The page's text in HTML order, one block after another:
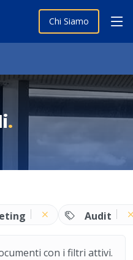
Chi Siamo
.
Audit
con i filtri attivi.